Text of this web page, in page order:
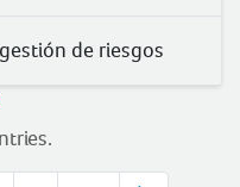
de riesgos